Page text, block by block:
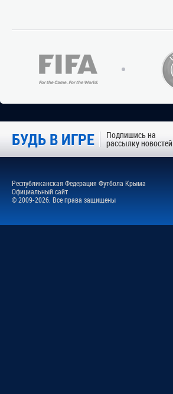
БУДЬ В ИГРЕ Подпишись на
рассылку новостей
Республиканская Федерация Футбола Крыма
Официальный сайт
© 2009-2026. Все права защищены